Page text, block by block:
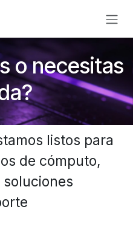
o necesitas
listos para
de cómputo,